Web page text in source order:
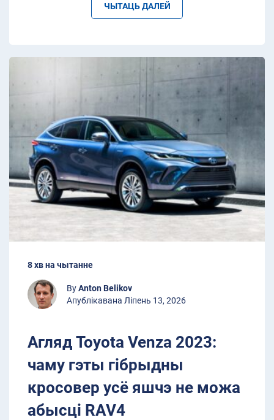
ЧЫТАЦЬ ДАЛЕЙ
8 хв на чытанне
ByAnton Belikov
Апублікавана Ліпень 13, 2026
Агляд Toyota Venza 2023:
чаму гэты гібрыдны
кросовер усё яшчэ не можа
абысці RAV4